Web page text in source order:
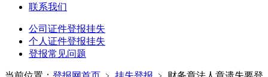
联系我们
公司证件登报挂失
个人证件登报挂失
登报常见问题